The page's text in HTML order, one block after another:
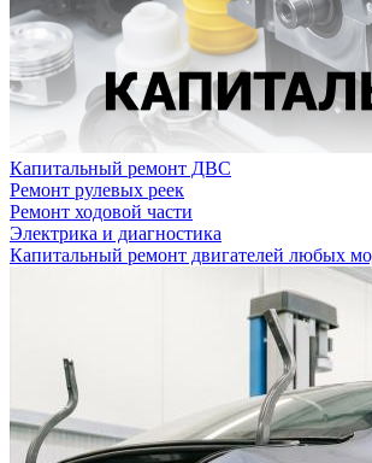
Капитальный ремонт ДВС
Ремонт рулевых реек
Ремонт ходовой части
Электрика и диагностика
Капитальный ремонт двигателей любых